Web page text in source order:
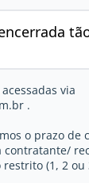
via
.
o prazo de
contratante/
(1, 2 ou